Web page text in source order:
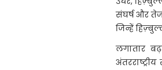
संघर्ष और
जिन्हें
लगातार